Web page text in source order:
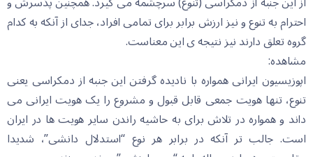
احترام به تنوع و نیز ارزش برابر برای تمامی افراد، جدای از آنکه به کدام
گروه تعلق دارند نیز نتیجه ی این معناست.
مشاهده:
اپوزیسیون ایرانی همواره با نادیده گرفتن این جنبه از دمکراسی یعنی
تنوع، تنها هویت جمعی قابل قبول و مشروع را یک هویت ایرانی می
داند و همواره در تلاش برای به حاشیه راندن سایر هویت ها در ایران
است. جالب تر آنکه در برابر هر نوع “استدلال دانشی”، شدیدا